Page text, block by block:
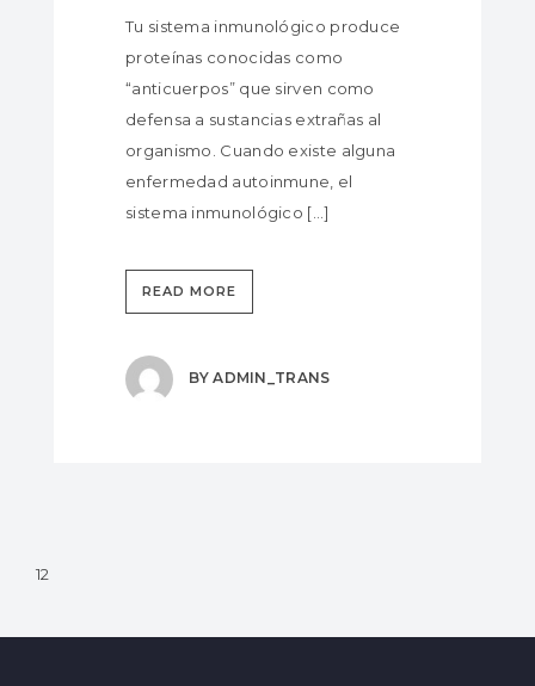
Tu sistema inmunológico produce
proteínas conocidas como
“anticuerpos” que sirven como
defensa a sustancias extrañas al
organismo. Cuando existe alguna
enfermedad autoinmune, el
sistema inmunológico […]
READ MORE
BYADMIN_TRANS
12